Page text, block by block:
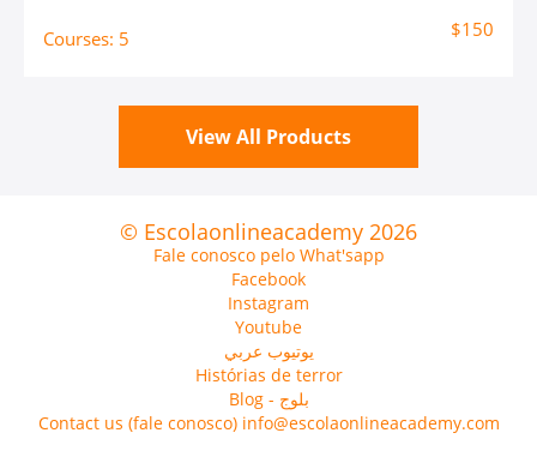
Courses: 5 $150
View All Products
© Escolaonlineacademy 2026
Fale conosco pelo What'sapp
Facebook
Instagram
Youtube
يوتيوب عربي
Histórias de terror
Blog - بلوج
Contact us (fale conosco) info@escolaonlineacademy.com